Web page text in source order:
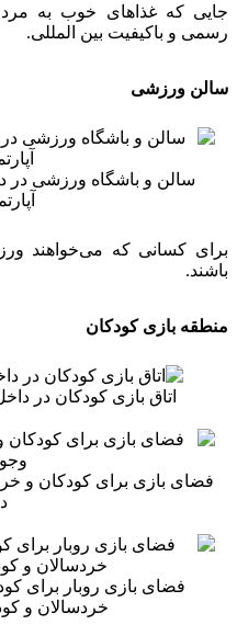
جایی که غذاهای خوب به
رسمی و باکیفیت بین المللی.
سالن ورزشی
سالن و باشگاه ورزشی در
برای کسانی که می‌خواهند
باشند.
منطقه بازی کودکان
اتاق بازی کودکان در
فضای بازی برای کودکان و
فضای بازی روبار برای
خردسالان و